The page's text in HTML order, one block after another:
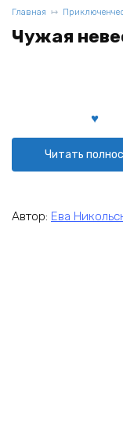
Главная
Чужая
Читать
Автор: Ева